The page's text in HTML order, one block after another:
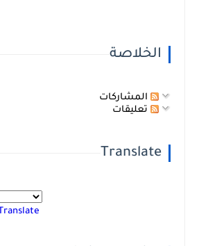
الخلاصة
المشاركات
تعليقات
Translate
Translate